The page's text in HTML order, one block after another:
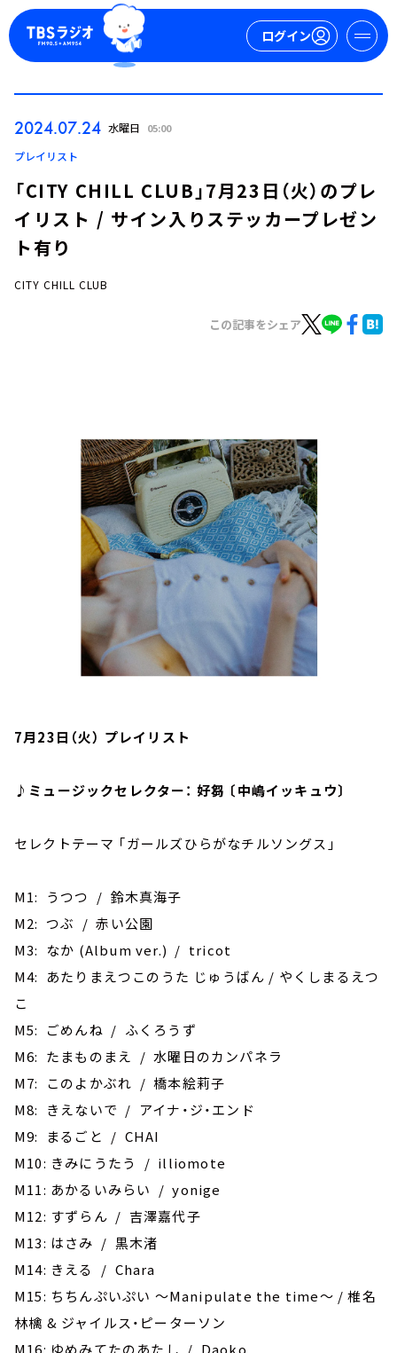
ログイン
YouTube
会社情報
2024.07.24 水曜日 05:00
プレイリスト
「CITY CHILL CLUB」7月23日（火）のプレ
イリスト / サイン入りステッカープレゼン
ト有り
CITY CHILL CLUB
この記事をシェア
7月23日（火） プレイリスト
♪ミュージックセレクター： 好芻 〔中嶋イッキュウ〕
セレクトテーマ ｢ガールズひらがなチルソングス｣
M1: うつつ / 鈴木真海子
M2: つぶ / 赤い公園
M3: なか (Album ver.) / tricot
M4: あたりまえつこのうた じゅうばん / やくしまるえつ
こ
M5: ごめんね / ふくろうず
M6: たまものまえ / 水曜日のカンパネラ
M7: このよかぶれ / 橋本絵莉子
M8: きえないで / アイナ・ジ・エンド
M9: まるごと / CHAI
M10: きみにうたう / illiomote
M11: あかるいみらい / yonige
M12: すずらん / 吉澤嘉代子
M13: はさみ / 黒木渚
M14: きえる / Chara
M15: ちちんぷいぷい ～Manipulate the time～ / 椎名
林檎 & ジャイルス・ピーターソン
M16: ゆめみてたのあたし / Daoko